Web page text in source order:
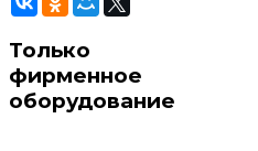
Только
фирменное
оборудование